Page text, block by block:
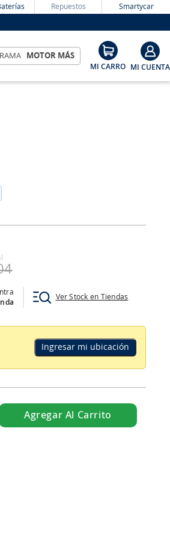
Repuestos Smartycar
MOTOR MÁS
Ver Stock en Tiendas
Ingresar mi ubicación
Agregar Al Carrito